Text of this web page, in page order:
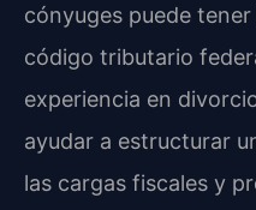
cónyuges puede
código tributario
experiencia en
ayudar a estructurar
las cargas fiscales y